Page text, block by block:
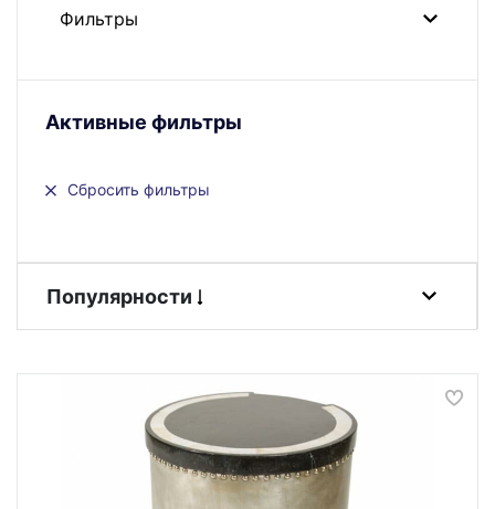
Фильтры
Активные фильтры
Сбросить фильтры
Популярности